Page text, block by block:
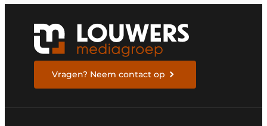
Vragen? Neem contact op